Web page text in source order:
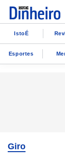
IstoÉ
Esportes
Giro